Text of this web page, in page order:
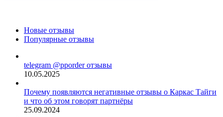
Новые отзывы
Популярные отзывы
telegram @pporder отзывы
10.05.2025
Почему появляются негативные отзывы о Каркас Тайги
и что об этом говорят партнёры
25.09.2024